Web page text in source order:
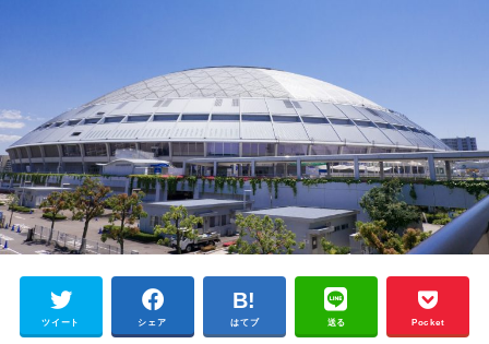
ツイート シェア はてブ 送る Pocket